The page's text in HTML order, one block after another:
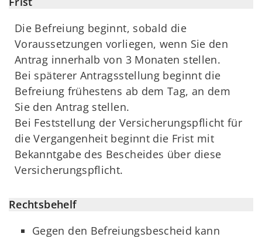
Die Befreiung beginnt, sobald die
Voraussetzungen vorliegen, wenn Sie den
Antrag innerhalb von 3 Monaten stellen.
Bei späterer Antragsstellung beginnt die
Befreiung frühestens ab dem Tag, an dem
Sie den Antrag stellen.
Bei Feststellung der Versicherungspflicht für
die Vergangenheit beginnt die Frist mit
Bekanntgabe des Bescheides über diese
Versicherungspflicht.
Rechtsbehelf
Gegen den Befreiungsbescheid kann